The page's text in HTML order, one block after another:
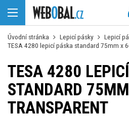
Úvodní stránka Lepicí pásky Lepicí
TESA 4280 lepicí páska standard 75mm x
TESA 4280
STANDARD
TRANSPARENT